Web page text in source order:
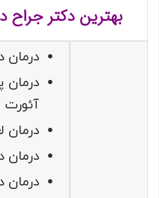
بهترین دکتر
درمان
درمان
آئورت
درمان